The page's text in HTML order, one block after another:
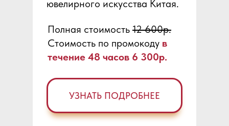
ювелирного искусства Китая.
УЗНАТЬ ПОДРОБНЕЕ
Полная стоимость 12 600р.
Стоимость по промокоду в
течение 48 часов 6 300р.